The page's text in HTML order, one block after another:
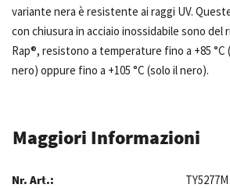
variante nera è resistente ai raggi UV.
con chiusura in acciaio inossidabile sono del
Rap®, resistono a temperature fino a +85
nero) oppure fino a +105 °C (solo il nero).
Maggiori Informazioni
TY5277M